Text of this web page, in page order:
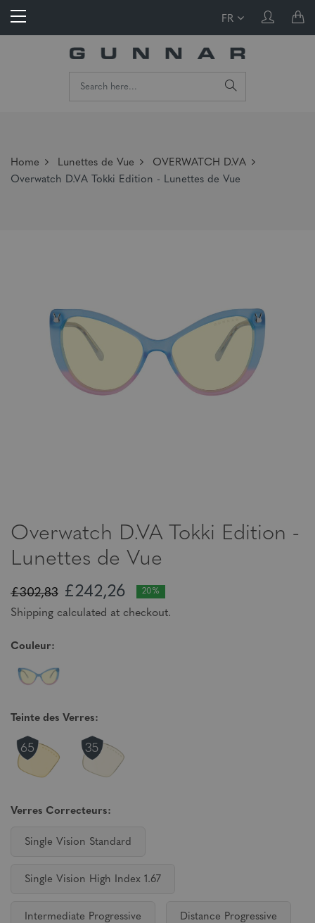
FR
Home Lunettes de Vue
OVERWATCH D.VA
Overwatch D.VA Tokki Edition - Lunettes de Vue
Overwatch D.VA Tokki Edition -
Lunettes de Vue
£302,83 £242,26 20%
Shipping calculated at checkout.
Couleur:
Teinte des Verres:
Verres Correcteurs:
Single Vision Standard
Single Vision High Index 1.67
Intermediate Progressive Distance Progressive